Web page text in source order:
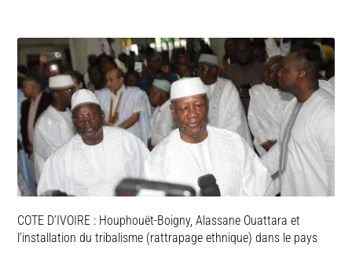
COTE D’IVOIRE : Houphouët-Boigny, Alassane Ouattara et
l’installation du tribalisme (rattrapage ethnique) dans le pays